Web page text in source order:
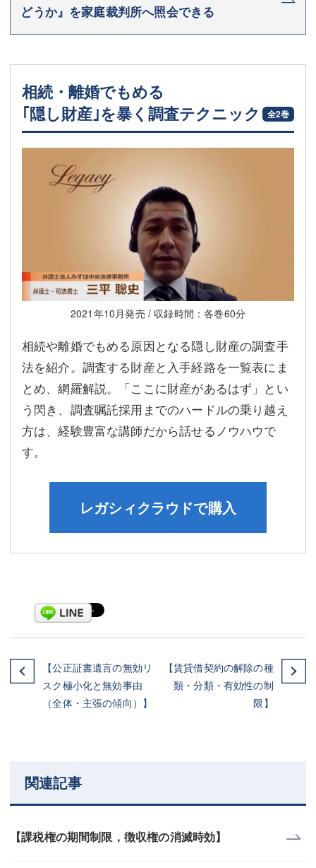
どうか』を家庭裁判所へ照会できる
相続・離婚でもめる
｢隠し財産｣を暴く調査テクニック
全2巻
2021年10月発売 / 収録時間：各巻60分
相続や離婚でもめる原因となる隠し財産の調査手
法を紹介。調査する財産と入手経路を一覧表にま
とめ、網羅解説。「ここに財産があるはず」とい
う閃き、調査嘱託採用までのハードルの乗り越え
方は、経験豊富な講師だから話せるノウハウで
す。
レガシィクラウドで購入
【公正証書遺言の無効リ
スク極小化と無効事由
（全体・主張の傾向）】
【賃貸借契約の解除の種
類・分類・有効性の制
限】
関連記事
【課税権の期間制限，徴収権の消滅時効】